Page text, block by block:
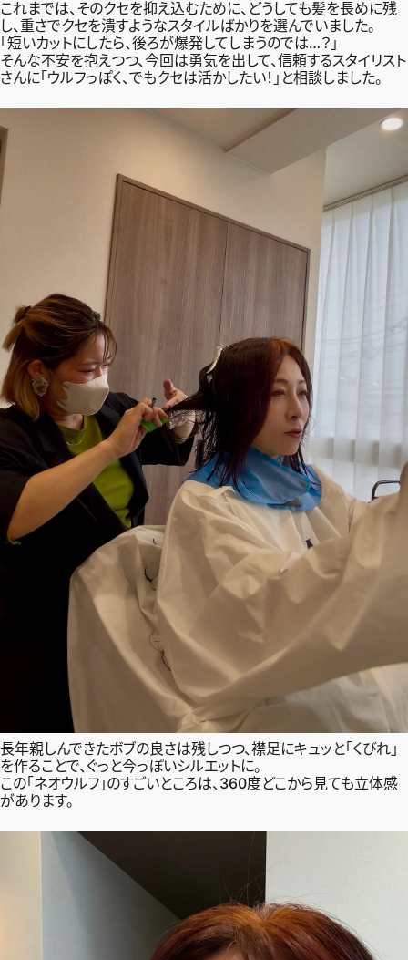
これまでは、そのクセを抑え込むために、どうしても髪を長めに残
し、重さでクセを潰すようなスタイルばかりを選んでいました。
「短いカットにしたら、後ろが爆発してしまうのでは…？」
そんな不安を抱えつつ、今回は勇気を出して、信頼するスタイリスト
さんに「ウルフっぽく、でもクセは活かしたい！」と相談しました。
長年親しんできたボブの良さは残しつつ、襟足にキュッと「くびれ」
を作ることで、ぐっと今っぽいシルエットに。
この「ネオウルフ」のすごいところは、360度どこから見ても立体感
があります。